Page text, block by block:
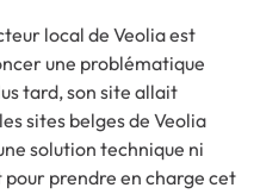
local de Veolia est
une problématique
tard, son site allait
sites belges de Veolia
solution technique ni
pour prendre en charge cet